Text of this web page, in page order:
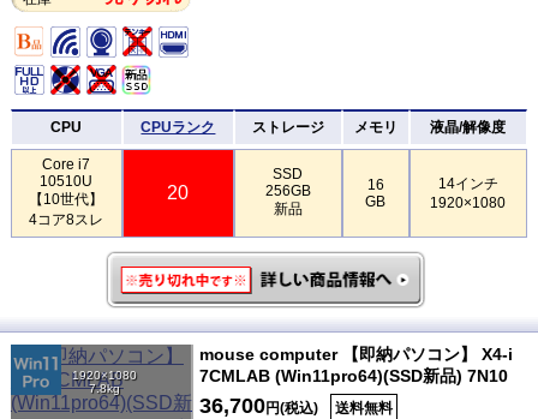
CPU CPUランク ストレージ メモリ 液晶/解像度
Core i7
10510U
【10世代】
4コア8スレ
20
SSD
256GB
新品
16
GB
14インチ
1920×1080
1920×1080
7.8kg
mouse computer 【即納パソコン】 X4-i
7CMLAB (Win11pro64)(SSD新品) 7N10
36,700円(税込) 送料無料